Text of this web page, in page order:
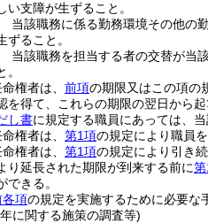
い支障が生ずること。
当該職務に係る勤務環境その他の
ずること。
当該職務を担当する者の交替が当
。
権者は、 前項の期限又はこの項の
を得て、これらの期限の翌日から
し書に規定する職員にあっては、
権者は、 第1項の規定により職員
権者は、 第1項の規定により引き
り延長された期限が到来する前に
できる。
各項の規定を実施するために必要な
に関する施策の調査等)